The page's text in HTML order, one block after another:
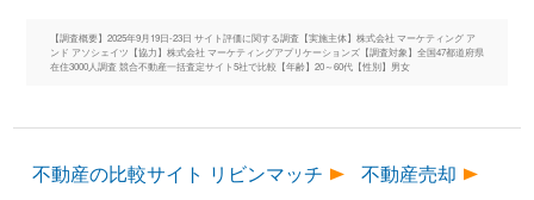
【調査概要】2025年9月19日-23日 サイト評価に関する調査【実施主体】株式会社 マーケティング ア
ンド アソシェイツ【協力】株式会社 マーケティングアプリケーションズ【調査対象】全国47都道府県
在住3000人調査 競合不動産一括査定サイト5社で比較【年齢】20～60代【性別】男女
不動産の比較サイト リビンマッチ
不動産売却